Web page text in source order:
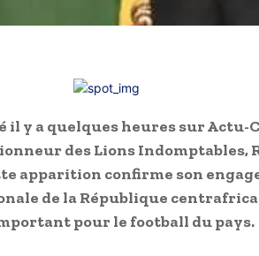
il y a quelques heures sur Actu-
des Lions Indomptables,
apparition confirme son
de la République
pour le football du pays.